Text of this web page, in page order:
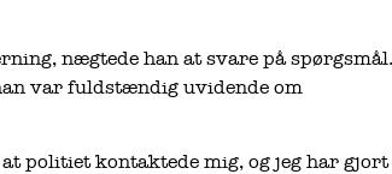
nægtede han at svare på spørgsmål.
var fuldstændig uvidende om
politiet kontaktede mig, og jeg har gjort